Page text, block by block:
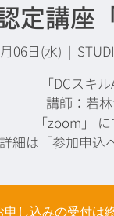
定講座
06日(水)
  |
「DCスキル
講師：若
「zoom」
詳細は「参加申込
申し込みの受付は